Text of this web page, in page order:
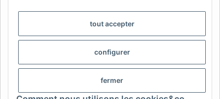
tout accepter
configurer
fermer
specialist in onderdelen voor aanhangwagens
Contact:info@afatek.com
AFATEK INTERNATIONAL – SELECT REGION & LANGUAGE |
CHOISIR LA RÉGION ET LA LANGUE | SELECCIONAR REGIÓN E